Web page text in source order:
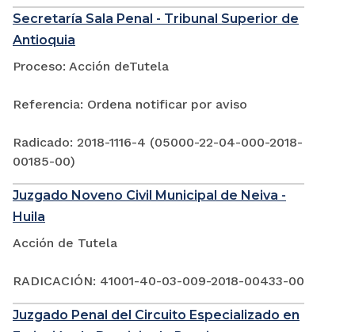
Secretaría Sala Penal - Tribunal Superior de
Antioquia
Proceso: Acción deTutela
Referencia: Ordena notificar por aviso
Radicado: 2018-1116-4 (05000-22-04-000-2018-
00185-00)
Juzgado Noveno Civil Municipal de Neiva -
Huila
Acción de Tutela
RADICACIÓN: 41001-40-03-009-2018-00433-00
Juzgado Penal del Circuito Especializado en